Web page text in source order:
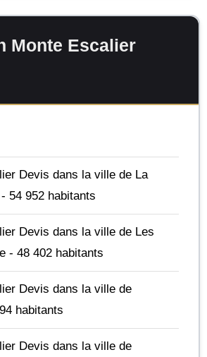
Monte Escalier
Devis dans la ville de La
- 54 952 habitants
Devis dans la ville de Les
- 48 402 habitants
Devis dans la ville de
habitants
Devis dans la ville de